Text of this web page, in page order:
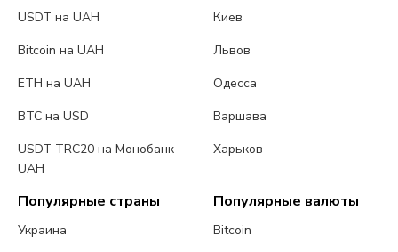
USDT на UAH
Bitcoin на UAH
ETH на UAH
BTC на USD
USDT TRC20 на Монобанк
UAH
Киев
Львов
Одесса
Варшава
Харьков
Популярные страны
Украина
Популярные валюты
Bitcoin